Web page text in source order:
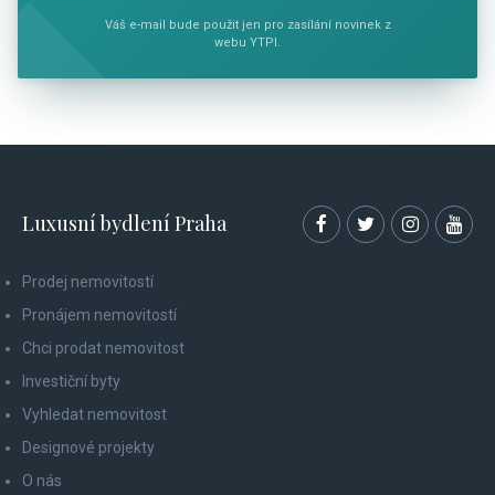
Váš e-mail bude použit jen pro zasílání novinek z
webu YTPI.
Luxusní bydlení Praha
Prodej nemovitostí
Pronájem nemovitostí
Chci prodat nemovitost
Investiční byty
Vyhledat nemovitost
Designové projekty
O nás